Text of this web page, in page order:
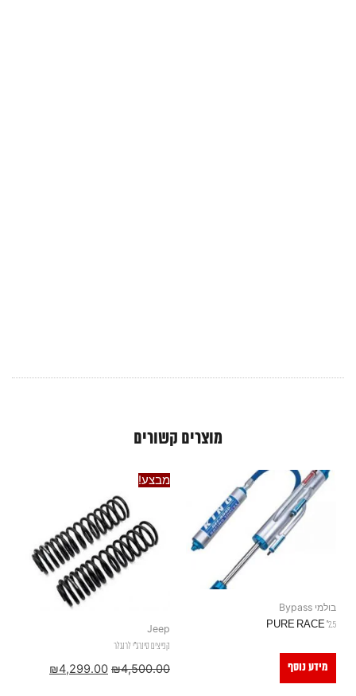
מוצרים קשורים
בולמי Bypass
2.5" PURE RACE
מידע נוסף
מבצע!
Jeep
קפיצים סינרג"י לרנגלר
₪4,500.00
₪4,299.00